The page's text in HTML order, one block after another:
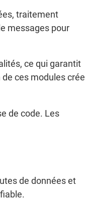
traitement
messages pour
ce qui garantit
ces modules crée
de code. Les
de données et